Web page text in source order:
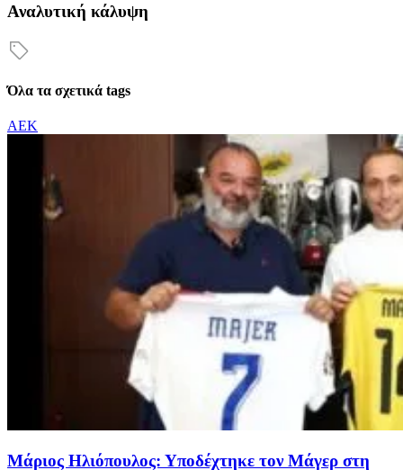
Αναλυτική κάλυψη
Όλα τα σχετικά tags
ΑΕΚ
Μάριος Ηλιόπουλος: Υποδέχτηκε τον Μάγερ στη